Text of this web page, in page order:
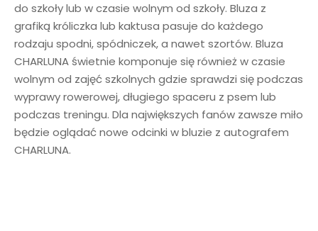
do szkoły lub w czasie wolnym od szkoły. Bluza z
grafiką króliczka lub kaktusa pasuje do każdego
rodzaju spodni, spódniczek, a nawet szortów. Bluza
CHARLUNA świetnie komponuje się również w czasie
wolnym od zajęć szkolnych gdzie sprawdzi się podczas
wyprawy rowerowej, długiego spaceru z psem lub
podczas treningu. Dla największych fanów zawsze miło
będzie oglądać nowe odcinki w bluzie z autografem
CHARLUNA.